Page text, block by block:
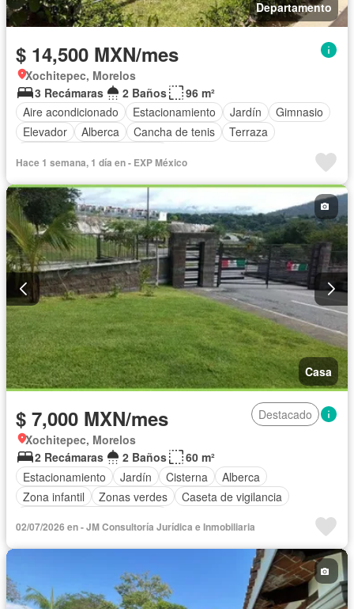
Departamento
$ 14,500 MXN/mes
Xochitepec, Morelos
3 Recámaras
2 Baños
96 m²
Aire acondicionado
Estacionamiento Jardín
Gimnasio
Elevador
Alberca Cancha de tenis
Terraza
Hace 1 semana, 1 día en - EXP México
Casa
$ 7,000 MXN/mes
Destacado
Xochitepec, Morelos
2 Recámaras
2 Baños
60 m²
Estacionamiento
Jardín Cisterna
Alberca
Zona infantil
Zonas verdes
Caseta de vigilancia
02/07/2026 en - JM Consultoría Jurídica e Inmobiliaria